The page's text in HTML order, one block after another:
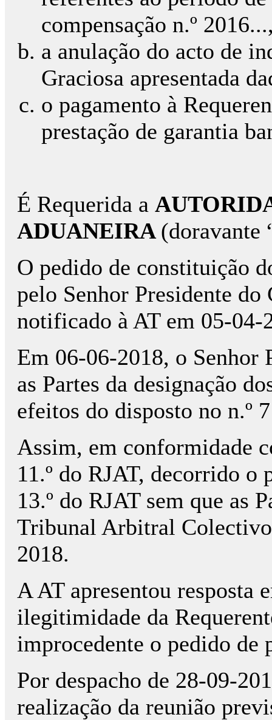
compensação n.º
a anulação do acto de
Graciosa apresentada
o pagamento à
prestação de garantia
É Requerida a
ADUANEIRA (doravante
O pedido de constituição
pelo Senhor Presidente
notificado à AT em 05-04-
Em 06-06-2018, o
as Partes da designação
efeitos do disposto no n.º
Assim, em conformidade
11.º do RJAT, decorrido o
13.º do RJAT sem que as
Tribunal Arbitral
2018.
A AT apresentou resposta
ilegitimidade da
improcedente o pedido de
Por despacho de 28-09-
realização da reunião